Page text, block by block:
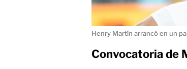
Henry Martín arrancó en un
Convocatoria de